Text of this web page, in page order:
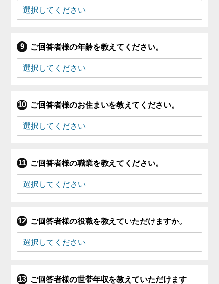
ご回答者様の年齢を教えてください。
ご回答者様のお住まいを教えてください。
ご回答者様の職業を教えてください。
ご回答者様の役職を教えていただけますか。
ご回答者様の世帯年収を教えていただけます